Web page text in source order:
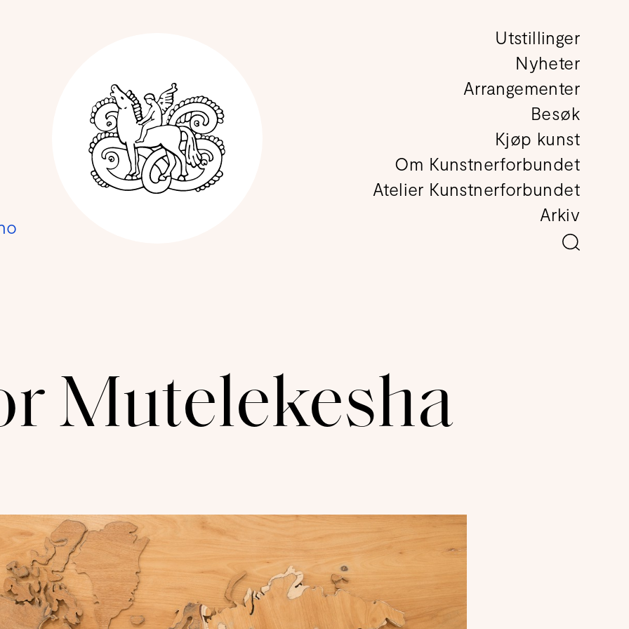
Utstillinger
Nyheter
Arrangementer
Besøk
Kjøp kunst
Om Kunstnerforbundet
Atelier Kunstnerforbundet
Arkiv
Mutelekesha